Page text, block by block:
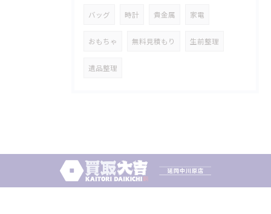
バッグ 時計 貴金属 家電
おもちゃ 無料見積もり 生前整理
遺品整理